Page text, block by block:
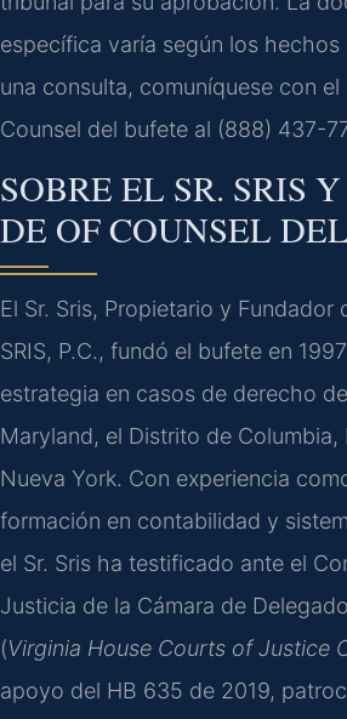
específica varía según los hechos
una consulta, comuníquese con el
Counsel del bufete al (888) 437-
SOBRE EL SR. SRIS
DE OF COUNSEL
El Sr. Sris, Propietario y Fundador
SRIS, P.C., fundó el bufete en
estrategia en casos de derecho
Maryland, el Distrito de Columbia,
Nueva York. Con experiencia
formación en contabilidad y
el Sr. Sris ha testificado ante el
Justicia de la Cámara de
(Virginia House Courts of Justice
apoyo del HB 635 de 2019,